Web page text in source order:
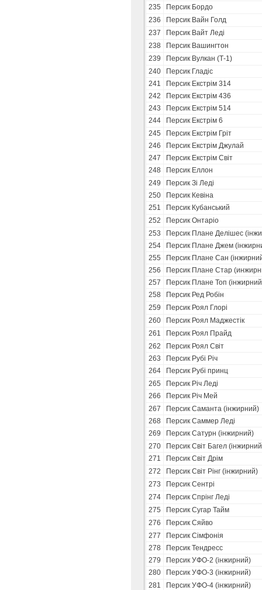
235
Персик Бордо
236
Персик Вайн Голд
237
Персик Вайт Леді
238
Персик Вашингтон
239
Персик Вулкан (Т-1)
240
Персик Гладіс
241
Персик Екстрім 314
242
Персик Екстрім 436
243
Персик Екстрім 514
244
Персик Екстрім 6
245
Персик Екстрім Гріт
246
Персик Екстрім Джулай
247
Персик Екстрім Світ
248
Персик Еллон
249
Персик Зi Ледi
250
Персик Кевіна
251
Персик Кубанський
252
Персик Онтаріо
253
Персик Плане Делішес
254
Персик Плане Джем
255
Персик Плане Сан
256
Персик Плане Стар
257
Персик Плане Топ
258
Персик Ред Робін
259
Персик Роял Глорі
260
Персик Роял Маджестік
261
Персик Роял Прайд
262
Персик Роял Світ
263
Персик Рубі Річ
264
Персик Рубі принц
265
Персик Річ Леді
266
Персик Річ Мей
267
Персик Саманта (інжирний)
268
Персик Саммер Леді
269
Персик Сатурн (інжирний)
270
Персик Світ Багел
271
Персик Світ Дрім
272
Персик Світ Рінг (інжирний)
273
Персик Сентрі
274
Персик Спрінг Леді
275
Персик Сугар Тайм
276
Персик Сяйво
277
Персик Сімфонія
278
Персик Тендресс
279
Персик УФО-2 (інжирний)
280
Персик УФО-3 (інжирний)
281
Персик УФО-4 (інжирний)